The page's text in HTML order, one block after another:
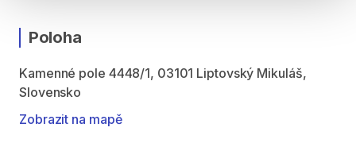
Poloha
Kamenné pole 4448/1, 03101 Liptovský Mikuláš,
Slovensko
Zobrazit na mapě